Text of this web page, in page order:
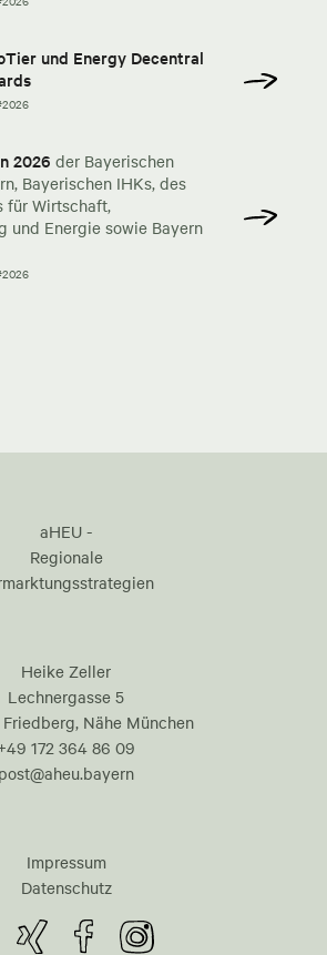
und Energy Decentral
2026 der Bayerischen
Bayerischen IHKs, des
für Wirtschaft,
und Energie sowie Bayern
aHEU -
Regionale
Heike Zeller
Lechnergasse 5
Friedberg, Nähe München
172 364 86 09
post@aheu.bayern
Impressum
Datenschutz